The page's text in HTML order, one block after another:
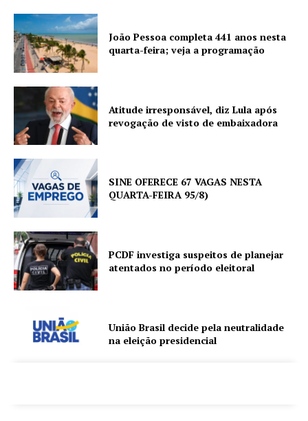
João Pessoa completa 441 anos nesta
quarta-feira; veja a programação
Atitude irresponsável, diz Lula após
revogação de visto de embaixadora
SINE OFERECE 67 VAGAS NESTA
QUARTA-FEIRA 95/8)
PCDF investiga suspeitos de planejar
atentados no período eleitoral
União Brasil decide pela neutralidade
na eleição presidencial